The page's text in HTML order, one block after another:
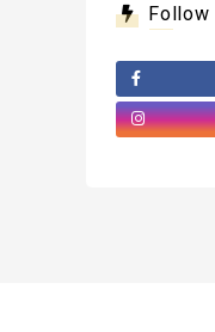
Follow